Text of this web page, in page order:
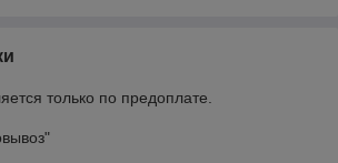
только по предоплате.